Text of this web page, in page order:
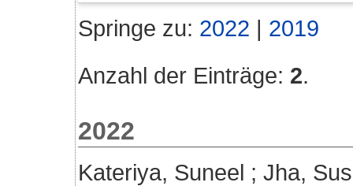
Springe zu: 2022 | 2019
Anzahl der Einträge: 2.
2022
Kateriya, Suneel ; Jha,